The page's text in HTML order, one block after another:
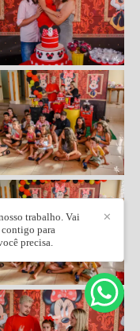
✕
trabalho. Vai
contigo para
precisa.